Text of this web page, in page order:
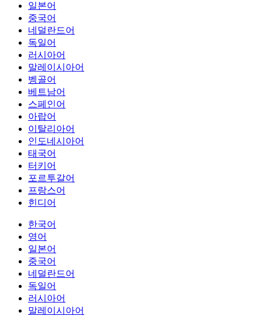
일본어
중국어
네덜란드어
독일어
러시아어
말레이시아어
벵골어
베트남어
스페인어
아랍어
이탈리아어
인도네시아어
태국어
터키어
포르투갈어
프랑스어
힌디어
한국어
영어
일본어
중국어
네덜란드어
독일어
러시아어
말레이시아어